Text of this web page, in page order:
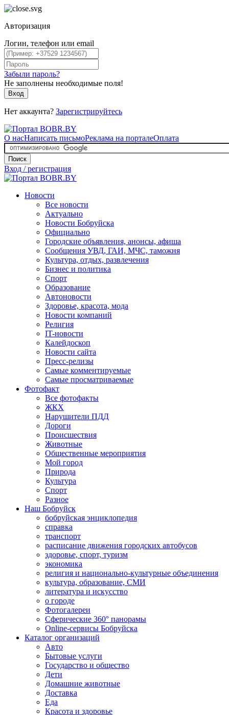
Авторизация
Логин, телефон или email
Забыли пароль?
Не заполнены необходимые поля!
Вход
Нет аккаунта? Зарегистрируйтесь
О насНаписать письмоРеклама на порталеОплата
Поиск
Вход / регистрация
Новости
Все новости
Актуально
Новости Бобруйска
Официально
Городские объявления, анонсы, афиша
Сообщения УВД, ГАИ, МЧС, таможня
Культура, отдых, развлечения
Бизнес и политика
Спорт
Образование
Автоновости
Здоровье, красота, мода
Новости компаний
Религия
IT-новости
Калейдоскоп
Новости сайта
Пресс-релизы
Самые комментируемые
Самые просматриваемые
Фотофакт
Все фотофакты
ЖКХ
Нарушители ПДД
Дороги
Происшествия
Животные
Общественные мероприятия
Мой город
Природа
Культура
Спорт
Разное
Наш Бобруйск
бобруйская энциклопедия
справка
транспорт
расписание движения городских автобусов
здоровье, спорт, туризм
экономика
религия и национально-культурные объединения
культура, образование, СМИ
литература и искусство
о городе
Фотогалереи
Сферические 360° панорамы
Online-сервисы Бобруйска
Каталог организаций
Авто
Бытовые услуги
Государство и общество
Дети
Домашние животные
Доставка
Еда
Красота и здоровье